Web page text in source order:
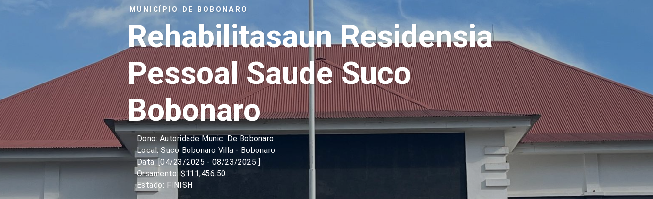
MUNICÍPIO DE BOBONARO
Rehabilitasaun Residensia
Pessoal Saude Suco
Bobonaro
Dono: Autoridade Munic. De Bobonaro
Local: Suco Bobonaro Villa - Bobonaro
Data: [04/23/2025 - 08/23/2025 ]
Orsamento: $111,456.50
Estado: FINISH